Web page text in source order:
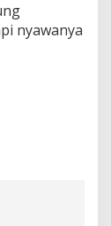
nyawanya